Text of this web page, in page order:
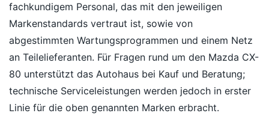
fachkundigem Personal, das mit den jeweiligen
Markenstandards vertraut ist, sowie von
abgestimmten Wartungsprogrammen und einem Netz
an Teilelieferanten. Für Fragen rund um den Mazda CX-
80 unterstützt das Autohaus bei Kauf und Beratung;
technische Serviceleistungen werden jedoch in erster
Linie für die oben genannten Marken erbracht.